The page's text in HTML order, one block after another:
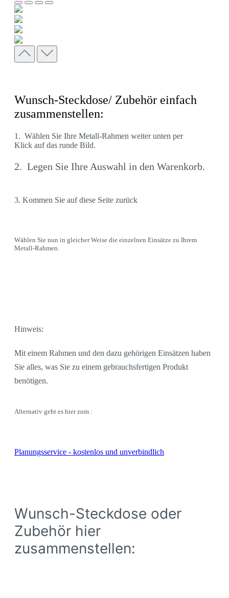
Wunsch-Steckdose/ Zubehör einfach
zusammenstellen:
1. Wählen Sie Ihre Metall-Rahmen weiter unten per
Klick auf das runde Bild.
2. Legen Sie Ihre Auswahl in den Warenkorb.
3. Kommen Sie auf diese Seite zurück
Wählen Sie nun in gleicher Weise die einzelnen Einsätze zu Ihrem
Metall-Rahmen.
Hinweis:
Mit einem Rahmen und den dazu gehörigen Einsätzen haben
Sie alles, was Sie zu einem gebrauchsfertigen Produkt
benötigen.
Alternativ geht es hier zum :
Planungsservice - kostenlos und unverbindlich
Wunsch-Steckdose oder
Zubehör hier
zusammenstellen: